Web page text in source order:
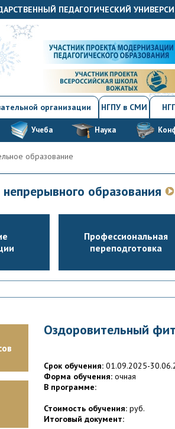
ПЕДАГОГИЧЕСКИЙ
организации НГПУ в СМИ
Учеба Наука
образование
образования
Профессиональная
переподготовка
Оздоровительный
Срок обучения: 01.09.2025-
Форма обучения: очная
В программе:
Стоимость обучения: руб.
Итоговый документ: